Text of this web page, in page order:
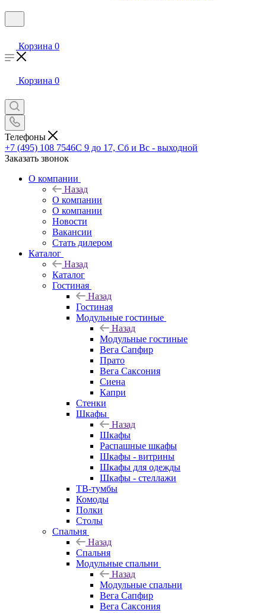
Корзина 0
Корзина 0
Телефоны
+7 (495) 108 7546С 9 до 17, Сб и Вс - выходной
Заказать звонок
О компании
Назад
О компании
О компании
Новости
Вакансии
Стать дилером
Каталог
Назад
Каталог
Гостиная
Назад
Гостиная
Модульные гостиные
Назад
Модульные гостиные
Вега Сапфир
Прато
Вега Саксония
Сиена
Капри
Стенки
Шкафы
Назад
Шкафы
Распашные шкафы
Шкафы - витрины
Шкафы для одежды
Шкафы - стеллажи
ТВ-тумбы
Комоды
Полки
Столы
Спальня
Назад
Спальня
Модульные спальни
Назад
Модульные спальни
Вега Сапфир
Вега Саксония